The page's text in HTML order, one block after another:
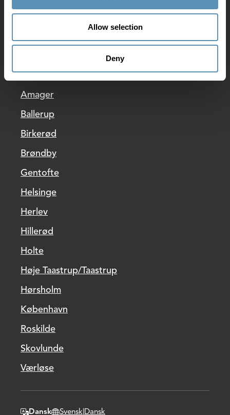
Allow selection
Deny
Whistleblowerpolitik
Allerød
Amager
Ballerup
Birkerød
Brøndby
Gentofte
Helsinge
Herlev
Hillerød
Holte
Høje Taastrup/Taastrup
Hørsholm
København
Roskilde
Skovlunde
Værløse
Dansk Svensk Dansk